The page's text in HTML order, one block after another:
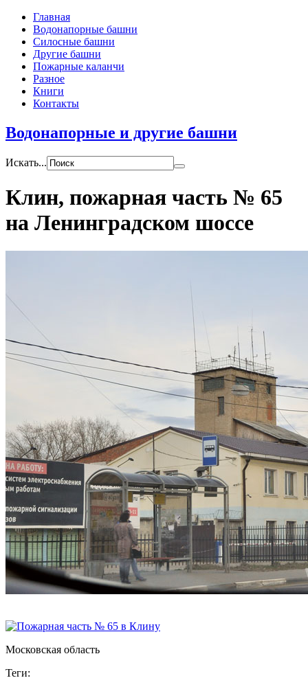
Главная
Водонапорные башни
Силосные башни
Другие башни
Пожарные каланчи
Разное
Книги
Контакты
Водонапорные и другие башни
Искать...
Клин, пожарная часть № 65
на Ленинградском шоссе
Московская область
Теги: